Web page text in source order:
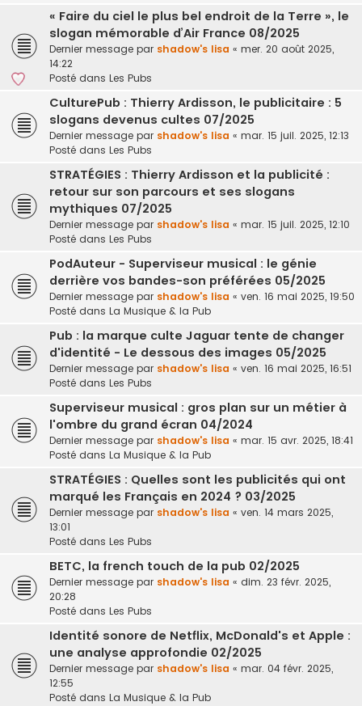
« Faire du ciel le plus bel endroit de la Terre », le
slogan mémorable d’Air France 08/2025
Dernier message par shadow's lisa « mer. 20 août 2025,
14:22
Posté dans Les Pubs
CulturePub : Thierry Ardisson, le publicitaire : 5
slogans devenus cultes 07/2025
Dernier message par shadow's lisa « mar. 15 juil. 2025, 12:13
Posté dans Les Pubs
STRATÉGIES : Thierry Ardisson et la publicité :
retour sur son parcours et ses slogans
mythiques 07/2025
Dernier message par shadow's lisa « mar. 15 juil. 2025, 12:10
Posté dans Les Pubs
PodAuteur - Superviseur musical : le génie
derrière vos bandes-son préférées 05/2025
Dernier message par shadow's lisa « ven. 16 mai 2025, 19:50
Posté dans La Musique & la Pub
Pub : la marque culte Jaguar tente de changer
d'identité - Le dessous des images 05/2025
Dernier message par shadow's lisa « ven. 16 mai 2025, 16:51
Posté dans Les Pubs
Superviseur musical : gros plan sur un métier à
l'ombre du grand écran 04/2024
Dernier message par shadow's lisa « mar. 15 avr. 2025, 18:41
Posté dans La Musique & la Pub
STRATÉGIES : Quelles sont les publicités qui ont
marqué les Français en 2024 ? 03/2025
Dernier message par shadow's lisa « ven. 14 mars 2025,
13:01
Posté dans Les Pubs
BETC, la french touch de la pub 02/2025
Dernier message par shadow's lisa « dim. 23 févr. 2025,
20:28
Posté dans Les Pubs
Identité sonore de Netflix, McDonald's et Apple :
une analyse approfondie 02/2025
Dernier message par shadow's lisa « mar. 04 févr. 2025,
12:55
Posté dans La Musique & la Pub